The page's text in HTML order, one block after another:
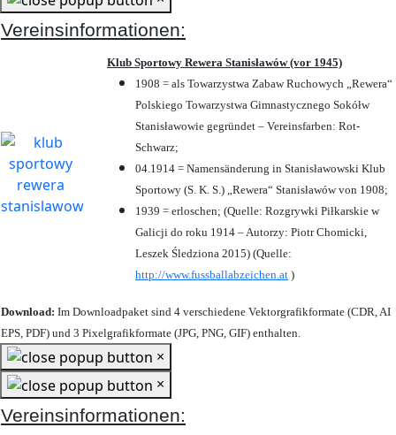
Vereinsinformationen:
Klub Sportowy Rewera Stanisławów (vor 1945)
1908 = als Towarzystwa Zabaw Ruchowych „Rewera“
Polskiego Towarzystwa Gimnastycznego Sokółw
Stanisławowie gegründet – Vereinsfarben: Rot-
Schwarz;
04.1914 = Namensänderung in Stanisławowski Klub
Sportowy (S. K. S.) „Rewera“ Stanisławów von 1908;
1939 = erloschen; (Quelle: Rozgrywki Piłkarskie w
Galicji do roku 1914 – Autorzy: Piotr Chomicki,
Leszek Śledziona 2015) (Quelle:
http://www.fussballabzeichen.at )
Download: Im Downloadpaket sind 4 verschiedene Vektorgrafikformate (CDR, AI
EPS, PDF) und 3 Pixelgrafikformate (JPG, PNG, GIF) enthalten.
×
×
Vereinsinformationen: